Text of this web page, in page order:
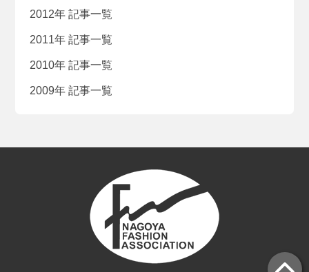
2012年 記事一覧
2011年 記事一覧
2010年 記事一覧
2009年 記事一覧